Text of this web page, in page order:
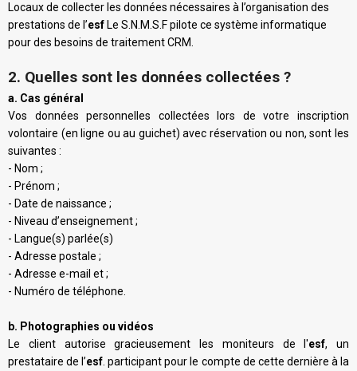
Locaux de collecter les données nécessaires à l’organisation des
prestations de l’esf Le S.N.M.S.F pilote ce système informatique
pour des besoins de traitement CRM.
2. Quelles sont les données collectées ?
a. Cas général
Vos données personnelles collectées lors de votre inscription
volontaire (en ligne ou au guichet) avec réservation ou non, sont les
suivantes :
- Nom ;
- Prénom ;
- Date de naissance ;
- Niveau d’enseignement ;
- Langue(s) parlée(s)
- Adresse postale ;
- Adresse e-mail et ;
- Numéro de téléphone.
b. Photographies ou vidéos
Le client autorise gracieusement les moniteurs de l'esf, un
prestataire de l’esf . participant pour le compte de cette dernière à la